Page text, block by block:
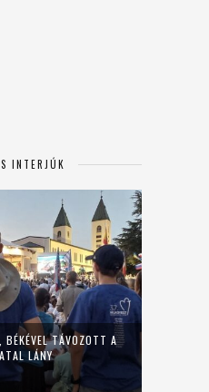
INTERJÚK
BÉKÉVEL TÁVOZOTT A
LÁNY